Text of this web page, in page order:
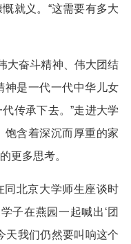
就义。“这需要有多大
大奋斗精神、伟大团结
神是一代一代中华儿女
传承下去。”走进大学
饱含着深沉而厚重的家
更多思考。
同北京大学师生座谈时
子在燕园一起喊出‘团
天我们仍然要叫响这个